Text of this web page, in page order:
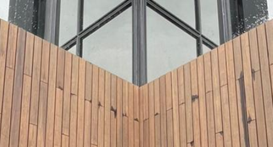
Overige Diensten Vacatures